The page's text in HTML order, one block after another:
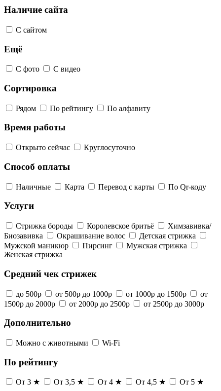
Наличие сайта
С сайтом
Ещё
С фото С видео
Сортировка
Рядом По рейтингу По алфавиту
Время работы
Открыто сейчас Круглосуточно
Способ оплаты
Наличные Карта Перевод с карты По Qr-коду
Услуги
Стрижка бороды Королевское бритьё
Химзавивка/
Биозавивка
Окрашивание волос
Детская стрижка
Мужской маникюр
Пирсинг
Мужская стрижка
Женская стрижка
Средний чек стрижек
до 500р от 500р до 1000р от 1000р до 1500р
от
1500р до 2000р
от 2000р до 2500р от 2500р до 3000р
Дополнительно
Можно с животными Wi-Fi
По рейтингу
От 3 ★ От 3,5 ★ От 4 ★ От 4,5 ★ От 5 ★